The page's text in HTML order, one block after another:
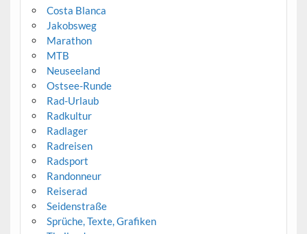
Costa Blanca
Jakobsweg
Marathon
MTB
Neuseeland
Ostsee-Runde
Rad-Urlaub
Radkultur
Radlager
Radreisen
Radsport
Randonneur
Reiserad
Seidenstraße
Sprüche, Texte, Grafiken